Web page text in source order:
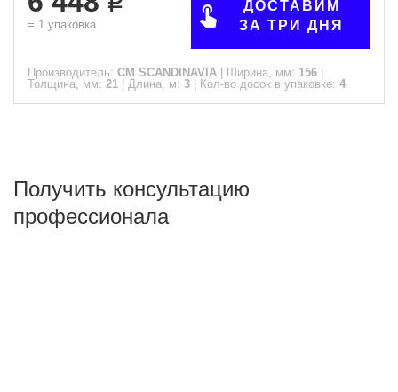
= 1 упаковка
ДОСТАВИМ
ЗА ТРИ ДНЯ
Производитель: CM SCANDINAVIA Ширина, мм: 156
Толщина, мм: 21 Длина, м: 3 Кол-во досок в упаковке: 4
Получить консультацию
профессионала